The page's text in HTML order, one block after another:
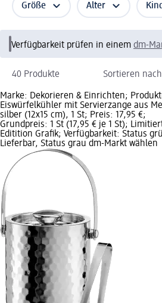
Größe Alter
Verfügbarkeit prüfen in einem dm-
40 Produkte Sortieren
Marke: Dekorieren & Einrichten;
Eiswürfelkühler mit Servierzange aus
silber (12x15 cm), 1 St; Preis: 17,95 €;
Grundpreis: 1 St (17,95 € je 1 St);
Editition Grafik; Verfügbarkeit: Status
Lieferbar, Status grau dm-Markt wählen